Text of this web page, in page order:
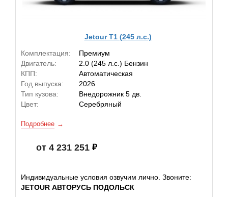
Jetour T1 (245 л.с.)
Комплектация:
Премиум
Двигатель:
2.0 (245 л.с.) Бензин
КПП:
Автоматическая
Год выпуска:
2026
Тип кузова:
Внедорожник 5 дв.
Цвет:
Серебряный
Подробнее
от 4 231 251
Индивидуальные условия озвучим лично. Звоните:
JETOUR АВТОРУСЬ ПОДОЛЬСК